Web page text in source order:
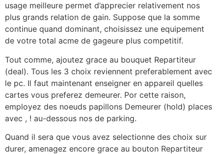
usage meilleure permet d’apprecier relativement nos
plus grands relation de gain. Suppose que la somme
continue quand dominant, choisissez une equipement
de votre total acme de gageure plus competitif.
Tout comme, ajoutez grace au bouquet Repartiteur
(deal). Tous les 3 choix reviennent preferablement avec
le pc. Il faut maintenant enseigner en appareil quelles
cartes vous preferez demeurer. Por cette raison,
employez des noeuds papillons Demeurer (hold) places
avec , ! au-dessous nos de parking.
Quand il sera que vous avez selectionne des choix sur
durer, amenagez encore grace au bouton Repartiteur